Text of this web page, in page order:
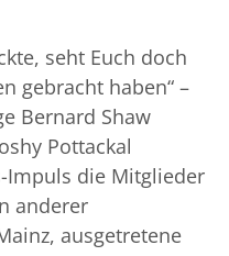
seht Euch doch
gebracht haben“ –
Bernard Shaw
Pottackal
Impuls die Mitglieder
anderer
ausgetretene